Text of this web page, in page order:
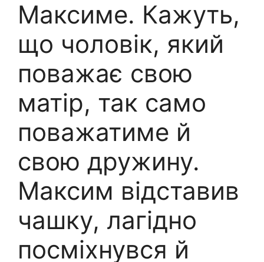
Максиме. Кажуть,
що чоловік, який
поважає свою
матір, так само
поважатиме й
свою дружину.
Максим відставив
чашку, лагідно
посміхнувся й